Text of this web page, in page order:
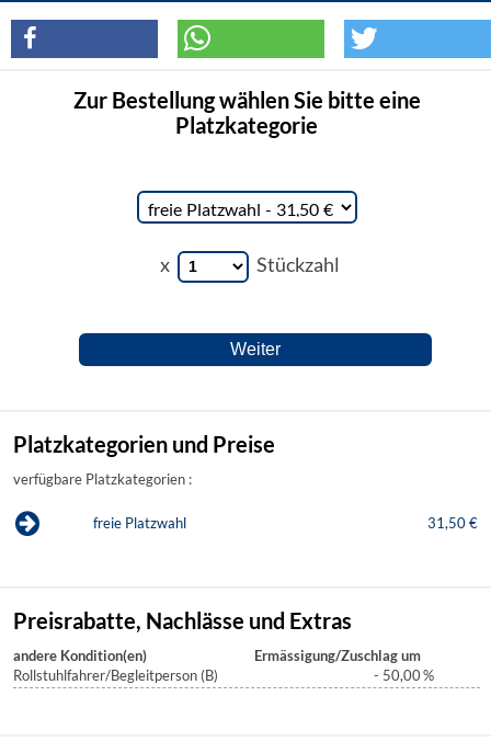
Zur Bestellung wählen Sie bitte eine
Platzkategorie
x Stückzahl
Platzkategorien und Preise
verfügbare Platzkategorien :
freie Platzwahl 31,50 €
Preisrabatte, Nachlässe und Extras
andere Kondition(en)
Ermässigung/Zuschlag um
Rollstuhlfahrer/Begleitperson (B)
- 50,00%